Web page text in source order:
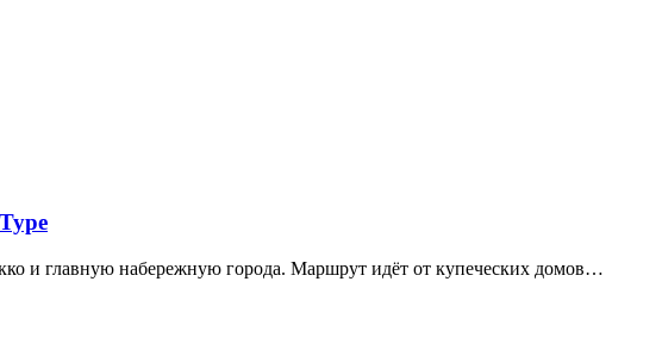
и главную набережную города. Маршрут идёт от купеческих домов…